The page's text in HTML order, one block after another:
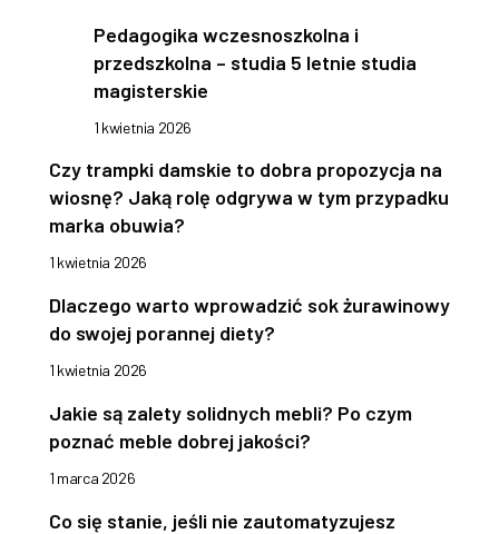
Pedagogika wczesnoszkolna i
przedszkolna – studia 5 letnie studia
magisterskie
1 kwietnia 2026
Czy trampki damskie to dobra propozycja na
wiosnę? Jaką rolę odgrywa w tym przypadku
marka obuwia?
1 kwietnia 2026
Dlaczego warto wprowadzić sok żurawinowy
do swojej porannej diety?
1 kwietnia 2026
Jakie są zalety solidnych mebli? Po czym
poznać meble dobrej jakości?
1 marca 2026
Co się stanie, jeśli nie zautomatyzujesz